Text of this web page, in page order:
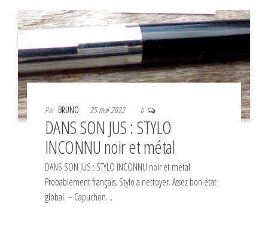
Par BRUNO 25 mai 2022 0
DANS SON JUS : STYLO
INCONNU noir et métal
DANS SON JUS : STYLO INCONNU noir et métal.
Probablement français. Stylo a nettoyer. Assez bon état
global. – Capuchon…